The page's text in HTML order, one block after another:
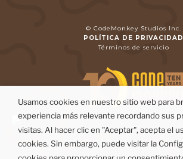
© CodeMonkey Studios Inc.
POLÍTICA DE PRIVACIDAD
Términos de servicio
Usamos cookies en nuestro sitio web para
experiencia más relevante recordando sus
visitas. Al hacer clic en "Aceptar", acepta el
cookies. Sin embargo, puede visitar la